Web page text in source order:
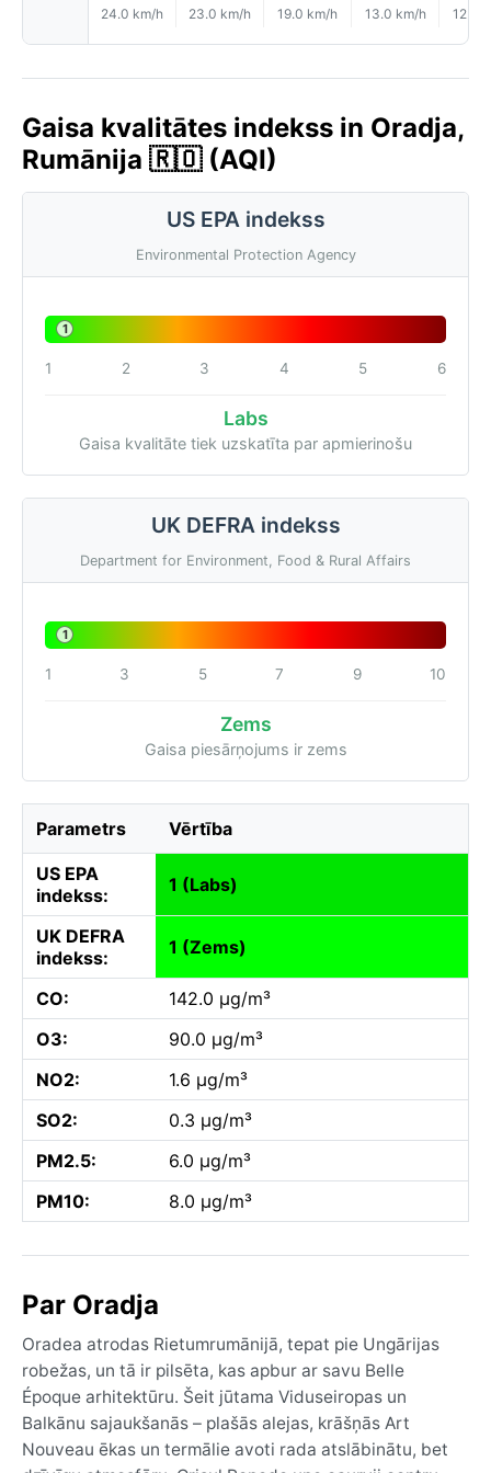
24.0 km/h 23.0 km/h 19.0 km/h 13.0 km/h 12.0
Gaisa kvalitātes indekss in Oradja,
Rumānija 🇷🇴 (AQI)
US EPA indekss
Environmental Protection Agency
1
1 2 3 4 5 6
Labs
Gaisa kvalitāte tiek uzskatīta par apmierinošu
UK DEFRA indekss
Department for Environment, Food & Rural Affairs
1
1 3 5 7 9 10
Zems
Gaisa piesārņojums ir zems
Parametrs Vērtība
US EPA
indekss:
1 (Labs)
UK DEFRA
indekss:
1 (Zems)
CO:
142.0 µg/m³
O3:
90.0 µg/m³
NO2:
1.6 µg/m³
SO2:
0.3 µg/m³
PM2.5:
6.0 µg/m³
PM10:
8.0 µg/m³
Par Oradja
Oradea atrodas Rietumrumānijā, tepat pie Ungārijas
robežas, un tā ir pilsēta, kas apbur ar savu Belle
Époque arhitektūru. Šeit jūtama Viduseiropas un
Balkānu sajaukšanās – plašās alejas, krāšņās Art
Nouveau ēkas un termālie avoti rada atslābinātu, bet